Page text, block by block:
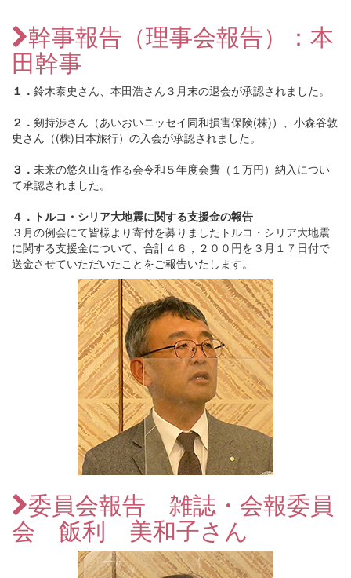
幹事報告（理事会報告）：本
田幹事
１． 鈴木泰史さん、本田浩さん３月末の退会が承認されました。
２． 剱持渉さん（あいおいニッセイ同和損害保険(株)）、小森谷敦
史さん（(株)日本旅行）の入会が承認されました。
３． 未来の悠久山を作る会令和５年度会費（１万円）納入につい
て承認されました。
４．トルコ・シリア大地震に関する支援金の報告
３月の例会にて皆様より寄付を募りましたトルコ・シリア大地震
に関する支援金について、合計４６，２００円を３月１７日付で
送金させていただいたことをご報告いたします。
委員会報告 雑誌・会報委員
会 飯利 美和子さん